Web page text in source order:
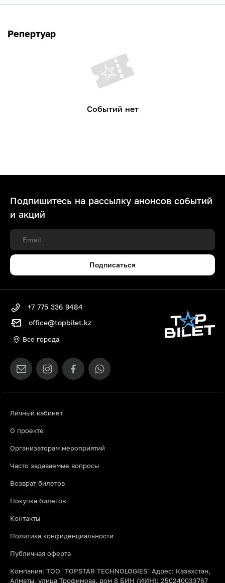
Репертуар
Событий нет
Подпишитесь на рассылку анонсов событий
и акций
Подписаться
Личный кабинет
О проекте
Организаторам мероприятий
Часто задаваемые вопросы
Возврат билетов
Покупка билетов
Контакты
Политика конфиденциальности
Публичная оферта
Компания: ТОО "TOPSTAR TECHNOLOGIES" Адрес: Казахстан,
Алматы, улица Трофимова, дом 8 БИН (ИИН): 250240033767
+7 775 336 9484
office@topbilet.kz
Все города